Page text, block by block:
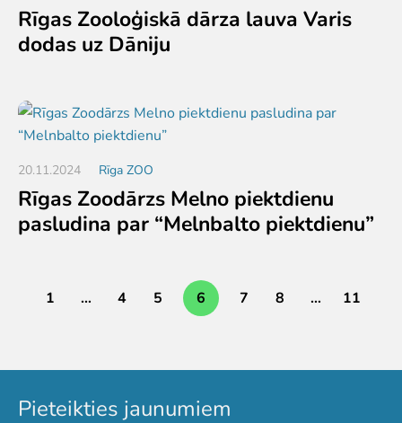
Rīgas Zooloģiskā dārza lauva Varis
dodas uz Dāniju
20.11.2024 Rīga ZOO
Rīgas Zoodārzs Melno piektdienu
pasludina par “Melnbalto piektdienu”
1 … 4 5 6 7 8 … 11
Pieteikties jaunumiem